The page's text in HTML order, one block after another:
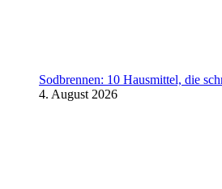
Sodbrennen: 10 Hausmittel, die
4. August 2026